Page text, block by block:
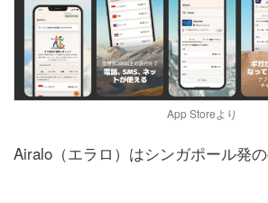
App Storeより
Airalo（エラロ）はシンガポール発の